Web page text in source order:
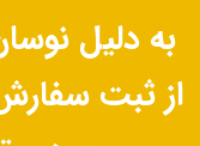
به دلیل
از ثبت